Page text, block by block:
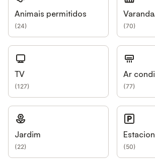
Animais permitidos
(24) (70)
TV
(127)
Ar
(77)
Jardim
(22) (50)